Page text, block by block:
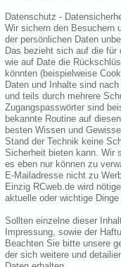
Datenschutz -
Wir sichern den Besuchern
der persönlichen Daten
Das bezieht sich auf die für
wie auf Date die
könnten (beispielweise
Daten und Inhalte sind
und teils durch mehrere
Zugangspasswörter sind
bekannte Routine auf
besten Wissen und
Stand der Technik keine
Sicherheit bieten kann. Wir
es eben nur können zu
E-Mailadresse nicht zu
Einzig RCweb.de wird
aktuelle oder wichtige
Sollten einzelne dieser
Impressung, sowie der
Beachten Sie bitte unsere
der sich weitere und